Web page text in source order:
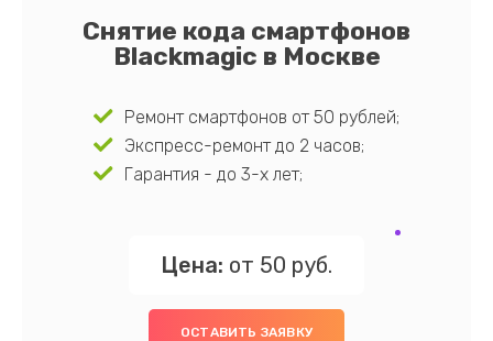
Снятие кода смартфонов
Blackmagic в Москве
Ремонт смартфонов от 50 рублей;
Экспресс-ремонт до 2 часов;
Гарантия - до 3-х лет;
Цена: от 50 руб.
ОСТАВИТЬ ЗАЯВКУ